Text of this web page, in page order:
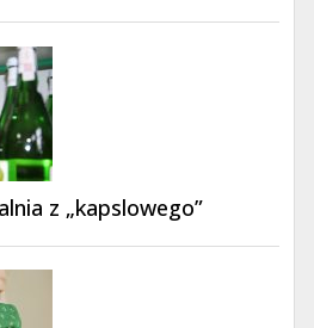
z „kapslowego”